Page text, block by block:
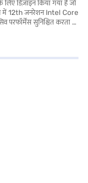
डिज़ाइन किया गया है जो
में 12th जनरेशन Intel Core
परफॉर्मेंस सुनिश्चित करता है.
करती है. 15.6-inch
करती है. Windows 11
हैं. आकर्षक Onix ग्रे
लुक प्रदान करता है. यह उन
के लिए एक भरोसेमंद और
3 Intel Core i5 12th
लैपटॉप के बारे में सब कुछ
देख सकते हैं और इसे बजाज
करें और बिना किसी